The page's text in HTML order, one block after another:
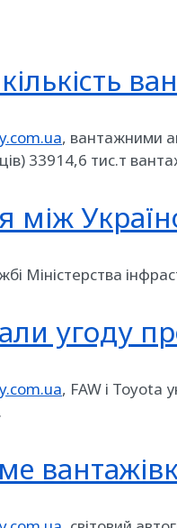
, вантажними
33914,6 тис.т
між
Міністерства
угоду
, FAW і Toyota
.